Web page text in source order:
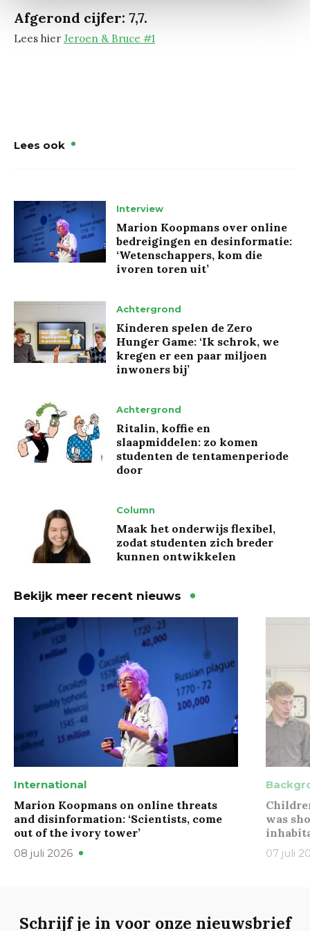
Afgerond cijfer: 7,7.
Lees hier Jeroen & Bruce #1
Lees ook
Interview
Marion Koopmans over online
bedreigingen en desinformatie:
‘Wetenschappers, kom die
ivoren toren uit’
Achtergrond
Kinderen spelen de Zero
Hunger Game: ‘Ik schrok, we
kregen er een paar miljoen
inwoners bij’
Achtergrond
Ritalin, koffie en
slaapmiddelen: zo komen
studenten de tentamenperiode
door
Column
Maak het onderwijs flexibel,
zodat studenten zich breder
kunnen ontwikkelen
Bekijk meer recent nieuws
International
Marion Koopmans on online threats
and disinformation: ‘Scientists, come
out of the ivory tower’
08 juli 2026
was
07 juli
Schrijf je in voor onze nieuwsbrief